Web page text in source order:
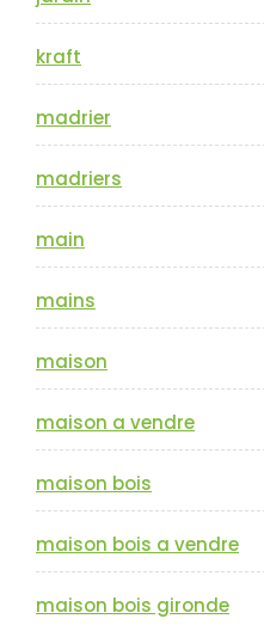
kraft
madrier
madriers
main
mains
maison
maison a vendre
maison bois
maison bois a vendre
maison bois gironde